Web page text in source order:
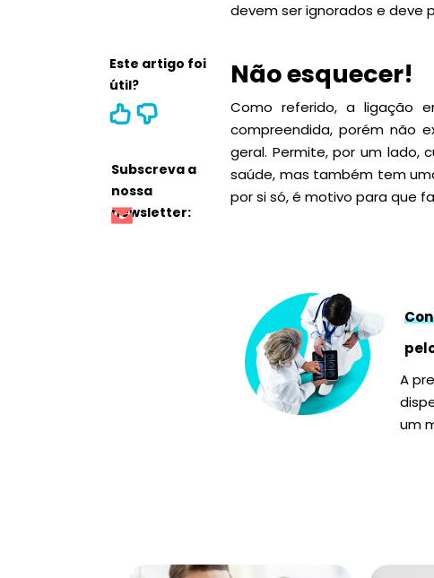
devem ser ignorados e deve
Não esquecer!
Como referido, a ligação
compreendida, porém não
geral. Permite, por um lado,
saúde, mas também tem
por si só, é motivo para que
Este artigo foi
útil?
Subscreva a
nossa
newsletter:
A
um